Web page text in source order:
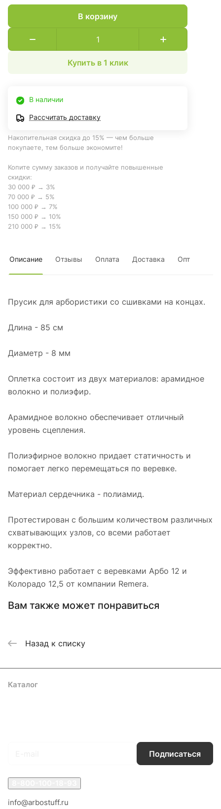
В корзину
Купить в 1 клик
В наличии
Рассчитать доставку
Накопительная скидка до 15% — чем больше
покупаете, тем больше экономите!
Копите сумму заказов и получайте повышенные
скидки:
30 000 ₽ → 3%
70 000 ₽ → 5%
100 000 ₽ → 7%
150 000 ₽ → 10%
210 000 ₽ → 15%
Описание Отзывы Оплата Доставка Опт
Прусик для арбористики со сшивками на концах.
Длина - 85 см
Диаметр - 8 мм
Оплетка состоит из двух материалов: арамидное
волокно и полиэфир.
Арамидное волокно обеспечивает отличный
уровень сцепления.
Полиэфирное волокно придает статичность и
помогает легко перемещаться по веревке.
Материал сердечника - полиамид.
Протестирован с большим количеством различных
схватывающих узлов, со всеми работает
корректно.
Эффективно работает с веревками Арбо 12 и
Колорадо 12,5 от компании Remera.
Вам также может понравиться
Назад к списку
Каталог
Подписаться
info@arbostuff.ru